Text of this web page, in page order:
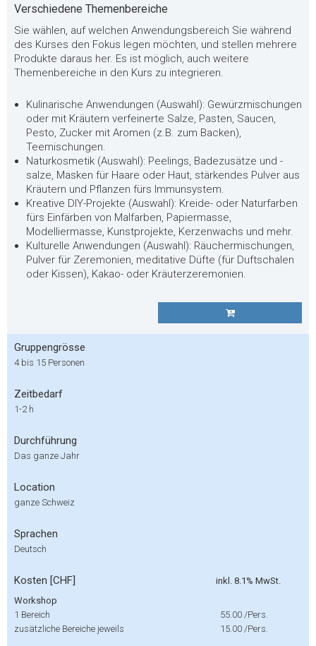
Verschiedene Themenbereiche
Sie wählen, auf welchen Anwendungsbereich Sie während
des Kurses den Fokus legen möchten, und stellen mehrere
Produkte daraus her. Es ist möglich, auch weitere
Themenbereiche in den Kurs zu integrieren.
Kulinarische Anwendungen (Auswahl): Gewürzmischungen
oder mit Kräutern verfeinerte Salze, Pasten, Saucen,
Pesto, Zucker mit Aromen (z.B. zum Backen),
Teemischungen.
Naturkosmetik (Auswahl): Peelings, Badezusätze und -
salze, Masken für Haare oder Haut, stärkendes Pulver aus
Kräutern und Pflanzen fürs Immunsystem.
Kreative DIY-Projekte (Auswahl): Kreide- oder Naturfarben
fürs Einfärben von Malfarben, Papiermasse,
Modelliermasse, Kunstprojekte, Kerzenwachs und mehr.
Kulturelle Anwendungen (Auswahl): Räuchermischungen,
Pulver für Zeremonien, meditative Düfte (für Duftschalen
oder Kissen), Kakao- oder Kräuterzeremonien.
Gruppengrösse
4 bis 15 Personen
Zeitbedarf
1-2 h
Durchführung
Das ganze Jahr
Location
ganze Schweiz
Sprachen
Deutsch
Kosten [CHF]
inkl. 8.1% MwSt.
Workshop
1 Bereich
55.00 /Pers.
zusätzliche Bereiche jeweils
15.00 /Pers.